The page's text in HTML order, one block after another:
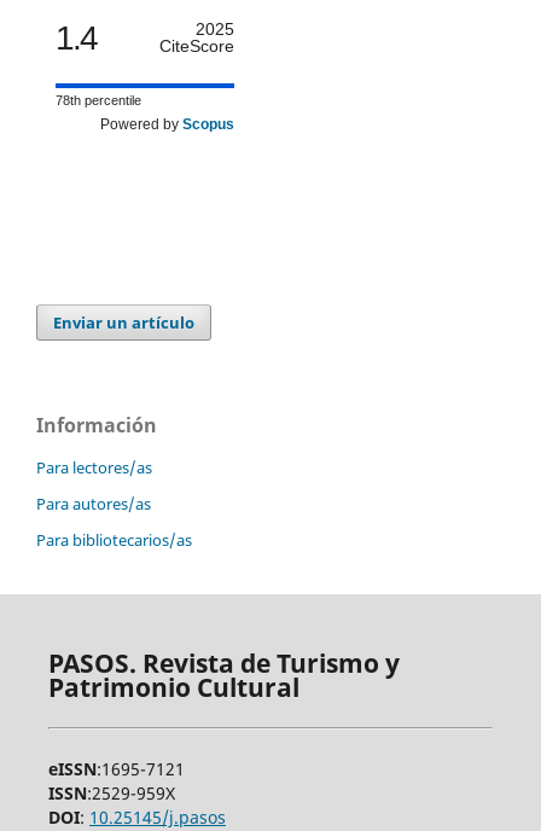
1.4
2025
CiteScore
78th percentile
Powered by Scopus
Enviar un artículo
Información
Para lectores/as
Para autores/as
Para bibliotecarios/as
PASOS. Revista de Turismo y
Patrimonio Cultural
eISSN:1695-7121
ISSN:2529-959X
DOI: 10.25145/j.pasos